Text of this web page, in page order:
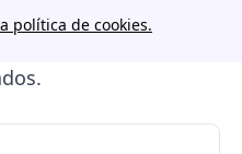
política de cookies.
también en el coste